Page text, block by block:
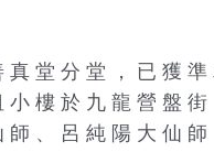
真 堂 分 堂 ， 已 獲
小 樓 於 九 龍 營 盤
、 呂 純 陽 大 仙 師